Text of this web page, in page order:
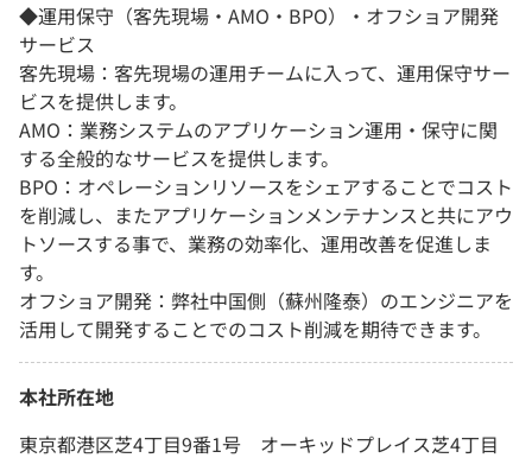
◆運用保守（客先現場・AMO・BPO）・オフショア開発
サービス
客先現場：客先現場の運用チームに入って、運用保守サー
ビスを提供します。
AMO：業務システムのアプリケーション運用・保守に関
する全般的なサービスを提供します。
BPO：オペレーションリソースをシェアすることでコスト
を削減し、またアプリケーションメンテナンスと共にアウ
トソースする事で、業務の効率化、運用改善を促進しま
す。
オフショア開発：弊社中国側（蘇州隆泰）のエンジニアを
活用して開発することでのコスト削減を期待できます。
本社所在地
東京都港区芝4丁目9番1号 オーキッドプレイス芝4丁目